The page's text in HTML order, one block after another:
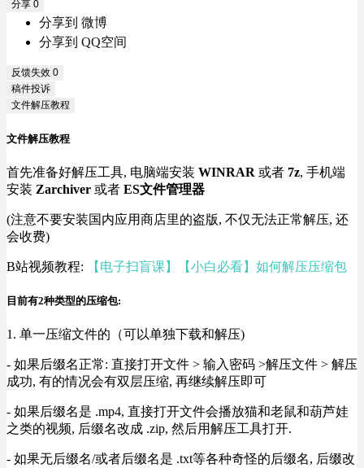
分享 0
分享到 微博
分享到 QQ空间
反馈失效 0
稿件投诉
文件解压教程
文件解压教程
首先准备好解压工具, 电脑端安装 WINRAR 或者 7z, 手机端
安装 Zarchiver 或者 ES文件管理器
(注意不要安装国内应用商店里的盗版, 不仅无法正常解压, 还
会收费)
B站视频教程: 【电子扫盲课】【小白必看】如何解压压缩包
目前有2种类型的压缩包:
1. 单一压缩文件的（可以单独下载和解压)
- 如果后缀名正常: 直接打开文件 > 输入密码 >解压文件 > 解压
成功, 有的情况会有双层压缩, 再继续解压即可
- 如果后缀名是 .mp4, 直接打开文件会播放猫和老鼠和葫芦娃
之类的视频, 后缀名改成 .zip, 然后用解压工具打开.
- 如果无后缀名/或者后缀名是 .txt等各种奇怪的后缀名, 后缀改